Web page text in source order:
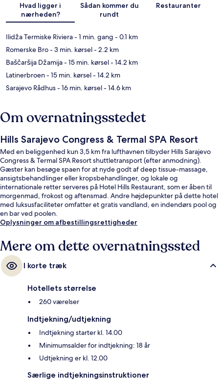
Hvad ligger i
nærheden?
Sådan kommer du
rundt
Restauranter
Ilidža Termiske Riviera- 1 min. gang - 0.1 km
Romerske Bro- 3 min. kørsel- 2.2 km
Baščaršija Džamija- 15 min. kørsel- 14.2 km
Latinerbroen- 15 min. kørsel- 14.2 km
Sarajevo Rådhus- 16 min. kørsel- 14.6 km
Om overnatningsstedet
Hills Sarajevo Congress & Termal SPA Resort
Med en beliggenhed kun 3,5 km fra lufthavnen tilbyder Hills Sarajevo
Congress & Termal SPA Resort shuttletransport (efter anmodning).
Gæster kan besøge spaen for at nyde godt af deep tissue-massage,
ansigtsbehandlinger eller kropsbehandlinger, og lokale og
internationale retter serveres på Hotel Hills Restaurant, som er åben til
morgenmad, frokost og aftensmad. Andre højdepunkter på dette hotel
med luksusfaciliteter omfatter et gratis vandland, en indendørs pool og
en bar ved poolen.
Oplysninger om afbestillingsrettigheder
Mere om dette overnatningssted
I korte træk
Hotellets størrelse
260 værelser
Indtjekning/udtjekning
Indtjekning starter kl. 14.00
Minimumsalder for indtjekning: 18 år
Udtjekning er kl. 12.00
Særlige indtjekningsinstruktioner